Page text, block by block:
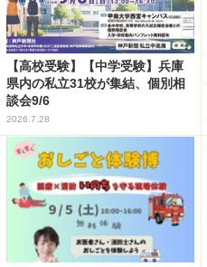
【高校受験】【中学受験】兵庫
県内の私立31校が集結、個別相
談会9/6
2026.7.28